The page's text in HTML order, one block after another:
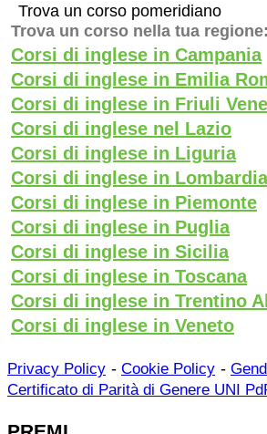
Trova un corso pomeridiano
Trova un corso nella tua regione:
Corsi di inglese in Campania
Corsi di inglese in Emilia
Corsi di inglese in Friuli
Corsi di inglese nel Lazio
Corsi di inglese in Liguria
Corsi di inglese in Lombardia
Corsi di inglese in Piemonte
Corsi di inglese in Puglia
Corsi di inglese in Sicilia
Corsi di inglese in Toscana
Corsi di inglese in Trentino
Corsi di inglese in Veneto
Privacy Policy - Cookie Policy -
Certificato di Parità di Genere UNI